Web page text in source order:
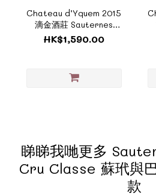
Chateau d’Yquem 2015
滴金酒莊 Sauternes
Premier Cru Superieur
375ml《ZFH165A》
HK$1,590.00
睇睇我哋更多
Cru Classe 蘇玳與
款